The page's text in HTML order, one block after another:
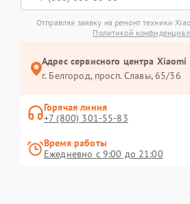
Отправляя заявку на ремонт техники
Политикой
Адрес сервисного центра
г. Белгород, просп. Славы, 65/36
Горячая линия
+7 (800) 301-55-83
Время работы
Ежедневно с 9:00 до 21:00